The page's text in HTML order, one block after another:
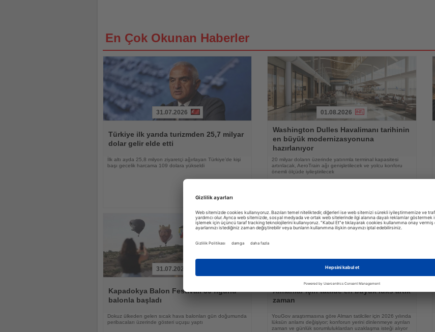
En Çok Okunan Haberler
Oku
31.07.2026
Türkiye ilk yarıda turizmden 25,7 milyar
dolar gelir elde etti
İlk altı ayda 25,8 milyon ziyaretçi ağırlayan Türkiye’de kişi
başı gecelik harcama 109 dolara yükseldi
Oku
01.08.2026
Washington Dulles Havalimanı tarihinin
en büyük modernizasyonuna
hazırlanıyor
20 milyar doların üzerinde yatırımla terminal kapasitesi
artırılacak, AeroTrain ağı genişletilecek ve yolcu konforu
önemli ölçüde iyileştirilecek
Oku
31.07.2026
Kapadokya Balon Festivali 30 figürlü
balonla başladı
Dokuz ülkeden gelen sıcak hava balonları gün doğumunda
peribacaları üzerinde gösteri uçuşu yaptı
31.07.2026
Almanlar için tatilde en büyük lüks artık
zaman
YouGov araştırmasına göre Alman tatilciler için 2026 yılında
lüksün anlamı değişiyor; konforun yerini dinlenmeye ayrılan
zaman ve günlük sorumluluklardan uzaklaşma isteği alıyor